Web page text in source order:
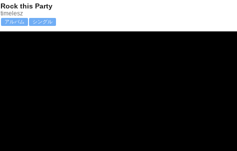
Rock this Party
timelesz
アルバム シングル